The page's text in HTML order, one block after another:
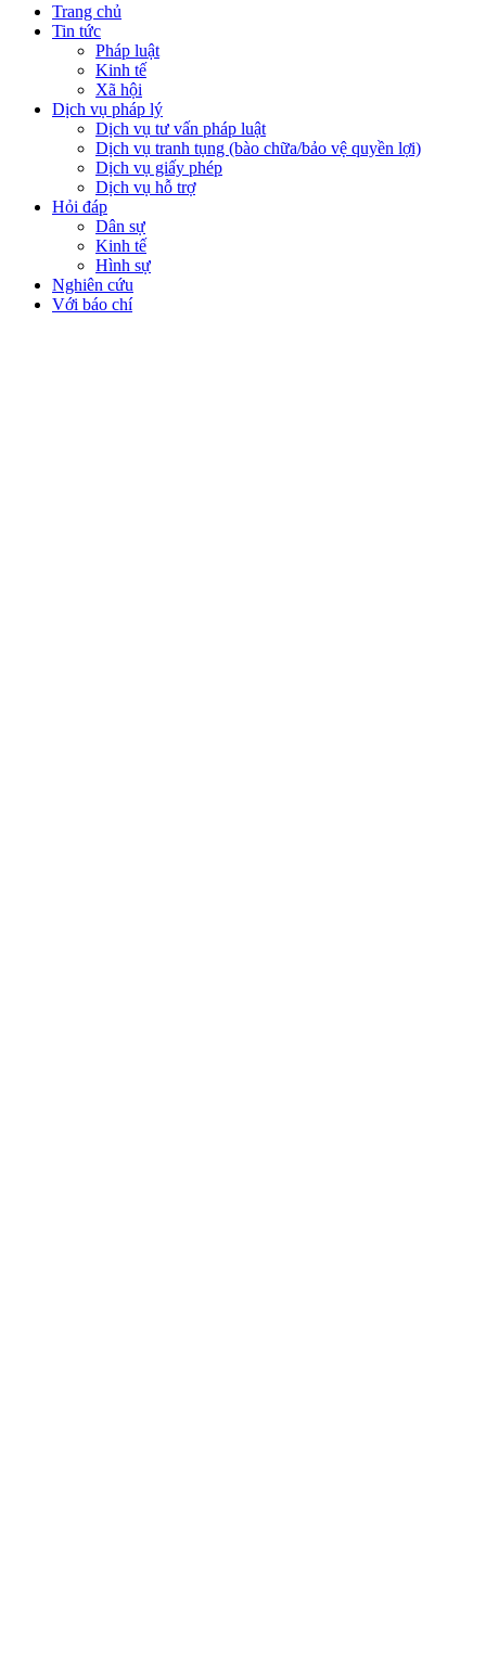
Trang chủ
Tin tức
Pháp luật
Kinh tế
Xã hội
Dịch vụ pháp lý
Dịch vụ tư vấn pháp luật
Dịch vụ tranh tụng (bào chữa/bảo vệ quyền lợi)
Dịch vụ giấy phép
Dịch vụ hỗ trợ
Hỏi đáp
Dân sự
Kinh tế
Hình sự
Nghiên cứu
Với báo chí